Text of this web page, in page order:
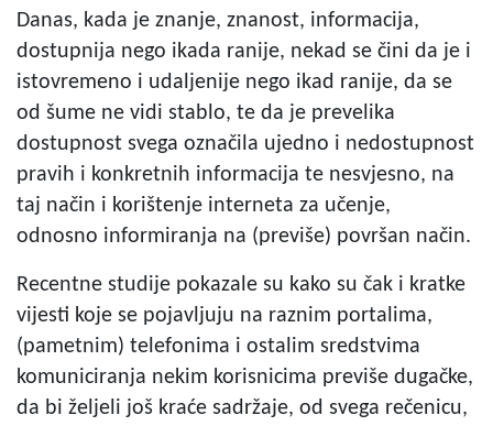
Danas, kada je znanje, znanost, informacija,
dostupnija nego ikada ranije, nekad se čini da je i
istovremeno i udaljenije nego ikad ranije, da se
od šume ne vidi stablo, te da je prevelika
dostupnost svega označila ujedno i nedostupnost
pravih i konkretnih informacija te nesvjesno, na
taj način i korištenje interneta za učenje,
odnosno informiranja na (previše) površan način.
Recentne studije pokazale su kako su čak i kratke
vijesti koje se pojavljuju na raznim portalima,
(pametnim) telefonima i ostalim sredstvima
komuniciranja nekim korisnicima previše dugačke,
da bi željeli još kraće sadržaje, od svega rečenicu,